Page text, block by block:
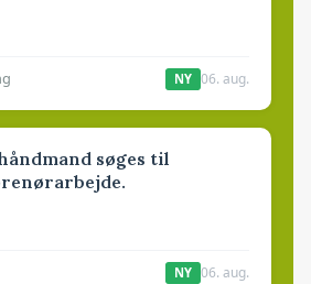
NY 06. aug.
søges til
NY 06. aug.